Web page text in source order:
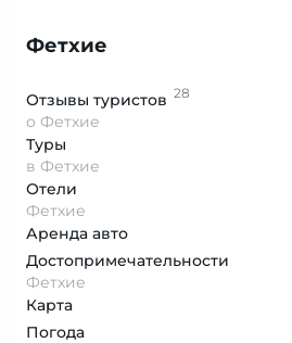
Фетхие
Отзывы туристов 28
о Фетхие
Туры
в Фетхие
Отели
Фетхие
Аренда авто
Достопримеча­тельности
Фетхие
Карта
Погода